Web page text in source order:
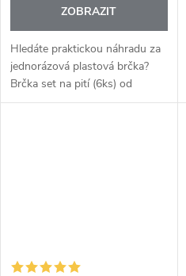
ZOBRAZIT
Hledáte praktickou náhradu za
jednorázová plastová brčka?
Brčka set na pití (6ks) od
Kochblume je skvělým